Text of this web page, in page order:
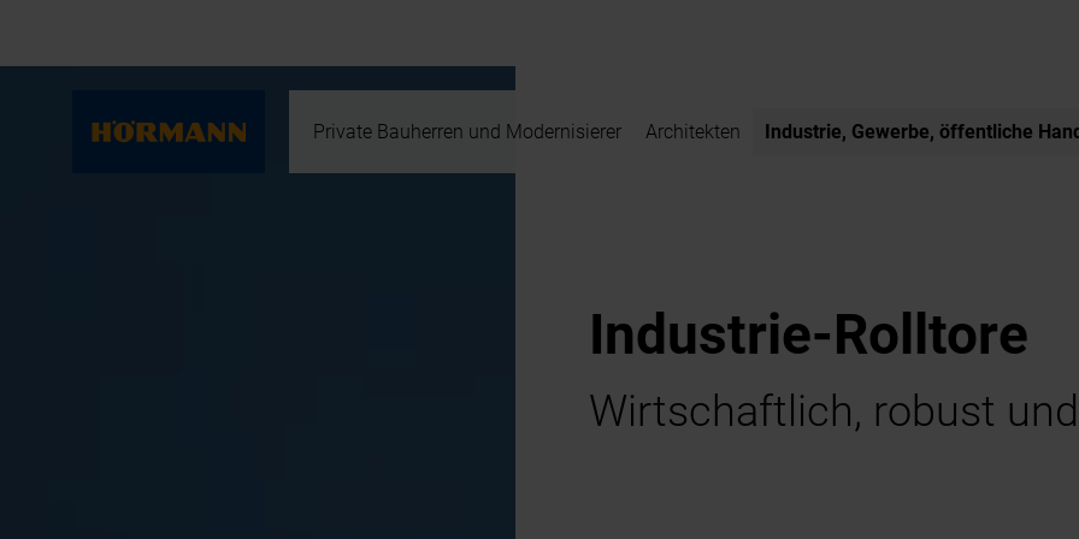
Private Bauherren und Modernisierer Architekten Industrie, Gewerbe, öffentliche
Industrie-Rolltore
Wirtschaftlich, robust